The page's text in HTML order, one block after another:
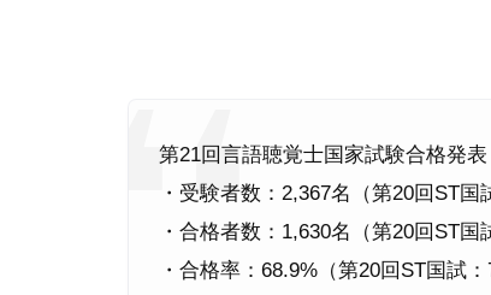
第21回言語聴覚士国家試験合格発表
・受験者数：2,367名（第20回ST国
・合格者数：1,630名（第20回ST国
・合格率：68.9%（第20回ST国試：